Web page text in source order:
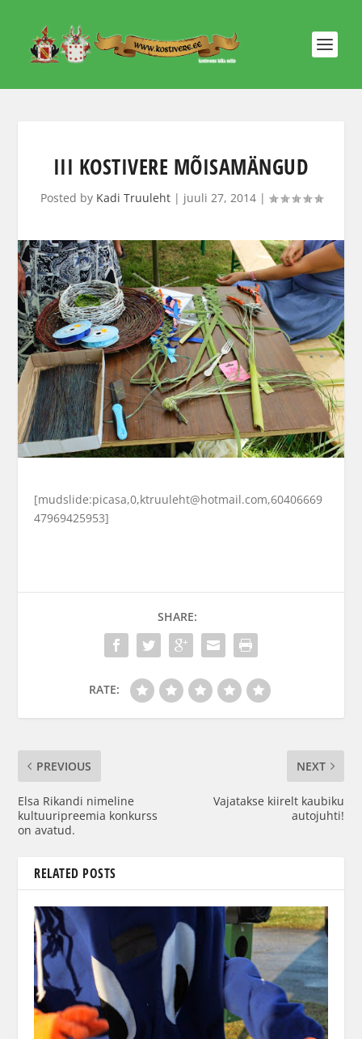
III KOSTIVERE MÕISAMÄNGUD
Posted by Kadi Truuleht| juuli 27, 2014|
[mudslide:picasa,0,ktruuleht@hotmail.com,60406669
47969425953]
SHARE:
RATE:
PREVIOUS
Elsa Rikandi nimeline
kultuuripreemia konkurss
on avatud.
NEXT
Vajatakse kiirelt kaubiku
autojuhti!
RELATED POSTS